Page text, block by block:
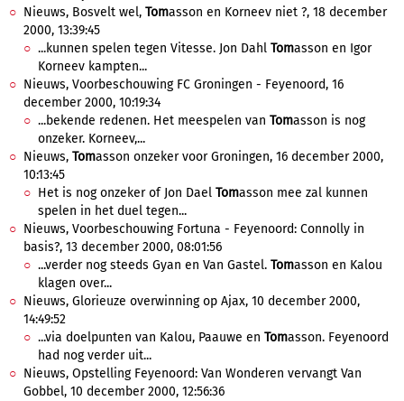
Nieuws, Bosvelt wel, Tomasson en Korneev niet ?, 18 december
2000, 13:39:45
...kunnen spelen tegen Vitesse. Jon Dahl Tomasson en Igor
Korneev kampten...
Nieuws, Voorbeschouwing FC Groningen - Feyenoord, 16
december 2000, 10:19:34
...bekende redenen. Het meespelen van Tomasson is nog
onzeker. Korneev,...
Nieuws, Tomasson onzeker voor Groningen, 16 december 2000,
10:13:45
Het is nog onzeker of Jon Dael Tomasson mee zal kunnen
spelen in het duel tegen...
Nieuws, Voorbeschouwing Fortuna - Feyenoord: Connolly in
basis?, 13 december 2000, 08:01:56
...verder nog steeds Gyan en Van Gastel. Tomasson en Kalou
klagen over...
Nieuws, Glorieuze overwinning op Ajax, 10 december 2000,
14:49:52
...via doelpunten van Kalou, Paauwe en Tomasson. Feyenoord
had nog verder uit...
Nieuws, Opstelling Feyenoord: Van Wonderen vervangt Van
Gobbel, 10 december 2000, 12:56:36